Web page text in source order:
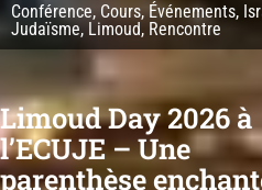
Conférence, Cours, Événements,
Judaïsme, Limoud, Rencontre
Limoud Day 2026 à
l’ECUJE – Une
parenthèse